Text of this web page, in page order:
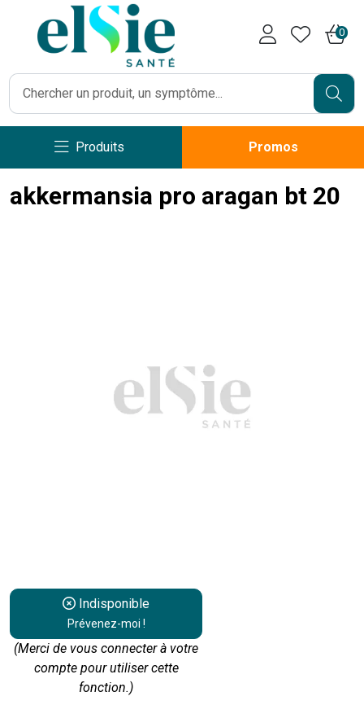
0
Produits Promos
akkermansia pro aragan bt 20
Indisponible
Prévenez-moi !
(Merci de vous connecter à votre
compte pour utiliser cette
fonction.)